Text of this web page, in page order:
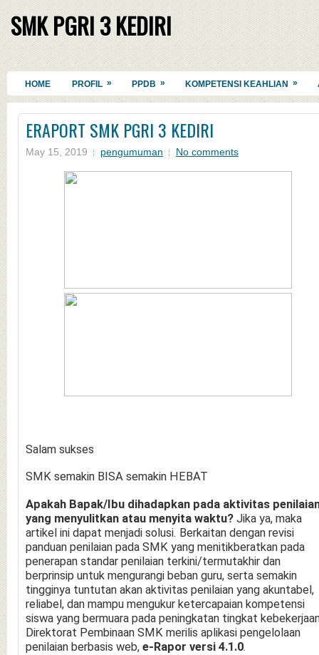
SMK PGRI 3 KEDIRI
HOME PROFIL » PPDB » KOMPETENSI KEAHLIAN »
ERAPORT SMK PGRI 3 KEDIRI
May 15, 2019 pengumuman No comments
Salam sukses
SMK semakin BISA semakin HEBAT
Apakah Bapak/Ibu dihadapkan pada aktivitas
yang menyulitkan atau menyita waktu? Jika ya, maka
artikel ini dapat menjadi solusi. Berkaitan dengan revisi
panduan penilaian pada SMK yang menitikberatkan pada
penerapan standar penilaian terkini/termutakhir dan
berprinsip untuk mengurangi beban guru, serta semakin
tingginya tuntutan akan aktivitas penilaian yang akuntabel,
reliabel, dan mampu mengukur ketercapaian kompetensi
siswa yang bermuara pada peningkatan tingkat
Direktorat Pembinaan SMK merilis aplikasi pengelolaan
penilaian berbasis web, e-Rapor versi 4.1.0.